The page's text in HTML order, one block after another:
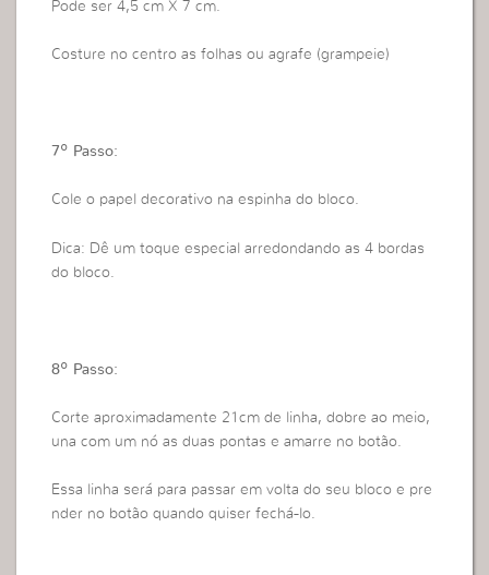
Pode ser 4,5 cm X 7 cm.
Costure no centro as folhas ou agrafe (grampeie)
7º Passo:
Cole o papel decorativo na espinha do bloco.
Dica: Dê um toque especial arredondando as 4 bordas
do bloco.
8º Passo:
Corte aproximadamente 21cm de linha, dobre ao meio,
una com um nó as duas pontas e amarre no botão.
Essa linha será para passar em volta do seu bloco e pre
nder no botão quando quiser fechá-lo.